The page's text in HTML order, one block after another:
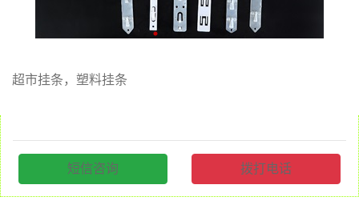
超市挂条，塑料挂条
短信咨询 拨打电话